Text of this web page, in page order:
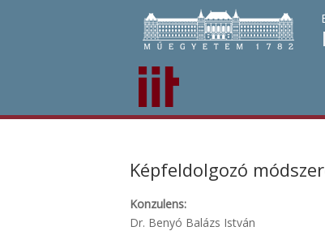
Képfeldolgozó
Konzulens:
Dr. Benyó Balázs István